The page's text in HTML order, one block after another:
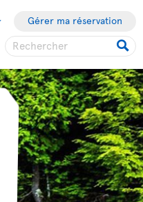
Gérer ma réservation